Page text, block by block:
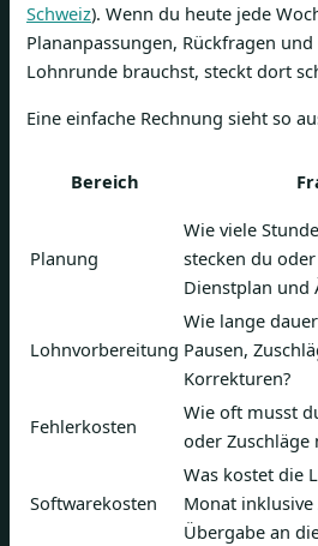
Schweiz). Wenn du heute jede
Plananpassungen, Rückfragen
Lohnrunde brauchst, steckt dort
Eine einfache Rechnung sieht so
Bereich
Planung
Wie viele
stecken du
Dienstplan und
Lohnvorbereitung
Wie lange
Pausen,
Korrekturen?
Fehlerkosten
Wie oft musst
oder Zuschläge
Softwarekosten
Was kostet die
Monat inklusive
Übergabe an